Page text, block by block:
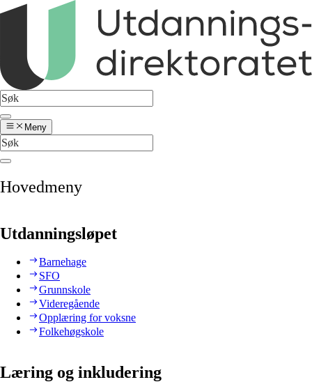
Meny
Hovedmeny
Utdanningsløpet
Barnehage
SFO
Grunnskole
Videregående
Opplæring for voksne
Folkehøgskole
Læring og inkludering